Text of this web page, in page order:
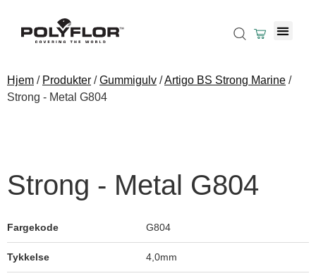
Hjem / Produkter /Gummigulv /Artigo BS Strong Marine /
Strong - Metal G804
Strong - Metal G804
Fargekode G804
Tykkelse 4,0mm